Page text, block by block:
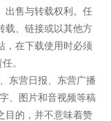
出售与转载权利。任
载、链接或以其他方
，在下载使用时必须
。
东营日报、东营广播
、图片和音视频等稿
目的，并不意味着赞